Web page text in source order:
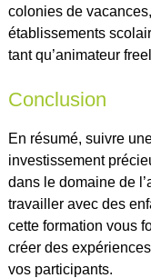
colonies de
établissements
tant qu’animateur
Conclusion
En résumé, suivre
investissement
dans le domaine de
travailler avec des
cette formation vous
créer des
vos participants.